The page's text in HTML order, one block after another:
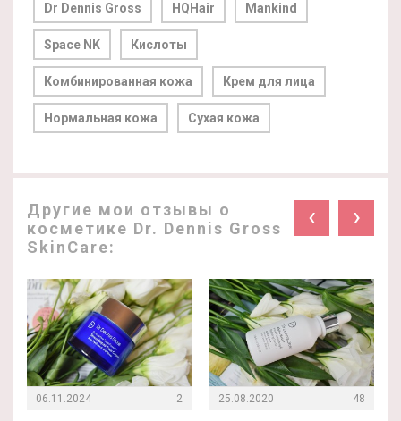
Dr Dennis Gross HQHair Mankind
Space NK Кислоты
Комбинированная кожа Крем для лица
Нормальная кожа Сухая кожа
Другие мои отзывы о
косметике Dr. Dennis Gross
SkinCare:
‹ ›
06.11.2024 2 25.08.2020 48